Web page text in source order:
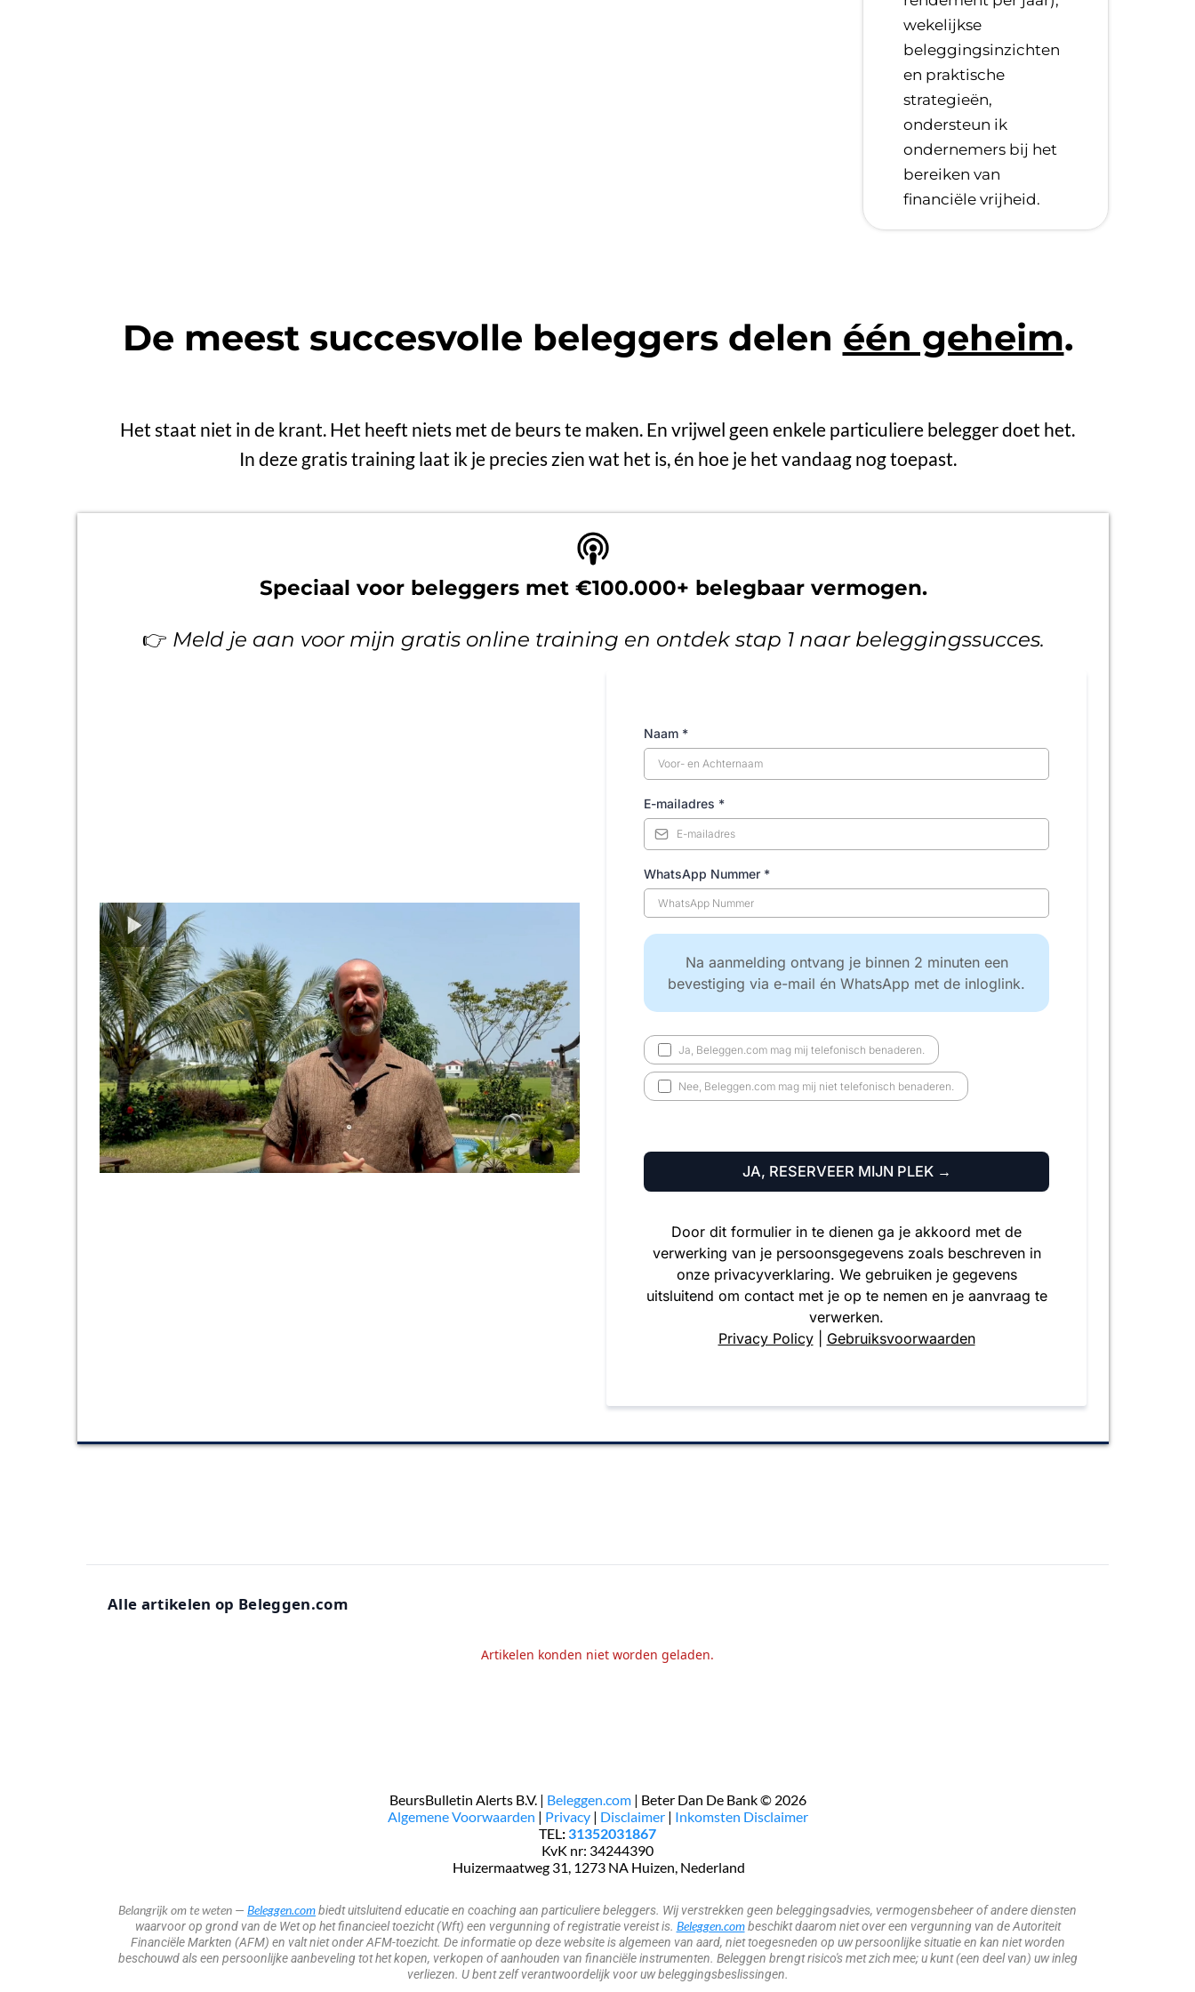
wekelijkse
beleggingsinzichten
en praktische
strategieën,
ondersteun ik
ondernemers bij het
bereiken van
financiële vrijheid.
De meest succesvolle beleggers delen één geheim.
Het staat niet in de krant. Het heeft niets met de beurs te maken. En vrijwel geen enkele particuliere belegger doet het.
In deze gratis training laat ik je precies zien wat het is, én hoe je het vandaag nog toepast.
Speciaal voor beleggers met €100.000+ belegbaar vermogen.
👉 Meld je aan voor mijn gratis online training en ontdek stap 1 naar beleggingssucces.
Naam *
E-mailadres *
WhatsApp Nummer *
Na aanmelding ontvang je binnen 2 minuten een
bevestiging via e-mail én WhatsApp met de inloglink.
Ja, Beleggen.com mag mij telefonisch benaderen.
Nee, Beleggen.com mag mij niet telefonisch benaderen.
JA, RESERVEER MIJN PLEK →
Door dit formulier in te dienen ga je akkoord met de
verwerking van je persoonsgegevens zoals beschreven in
onze privacyverklaring. We gebruiken je gegevens
uitsluitend om contact met je op te nemen en je aanvraag te
verwerken.
Privacy Policy| Gebruiksvoorwaarden
Alle artikelen op Beleggen.com
Artikelen konden niet worden geladen.
BeursBulletin Alerts B.V. | Beleggen.com| Beter Dan De Bank © 2026
​Algemene Voorwaarden | Privacy | Disclaimer | Inkomsten Disclaimer
TEL : 31352031867
KvK nr: 34244390
​​​ Huizermaatweg 31, 1273 NA Huizen, Nederland
Belangrijk om te weten — Beleggen.combiedt uitsluitend educatie en coaching aan particuliere beleggers. Wij verstrekken geen beleggingsadvies, vermogensbeheer of andere diensten
waarvoor op grond van de Wet op het financieel toezicht (Wft) een vergunning of registratie vereist is. Beleggen.combeschikt daarom niet over een vergunning van de Autoriteit
Financiële Markten (AFM) en valt niet onder AFM-toezicht. De informatie op deze website is algemeen van aard, niet toegesneden op uw persoonlijke situatie en kan niet worden
beschouwd als een persoonlijke aanbeveling tot het kopen, verkopen of aanhouden van financiële instrumenten. Beleggen brengt risico's met zich mee; u kunt (een deel van) uw inleg
verliezen. U bent zelf verantwoordelijk voor uw beleggingsbeslissingen.